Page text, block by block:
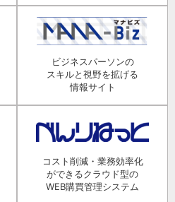
ビジネスパーソンの
スキルと視野を拡げる
情報サイト
コスト削減・業務効率化
ができるクラウド型の
WEB購買管理システム